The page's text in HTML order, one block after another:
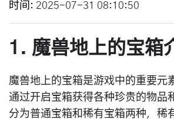
时间 2025-07-31 08:10:50
1. 魔兽地上的宝箱
魔兽地上的宝箱是游戏中的重要元
通过开启宝箱获得各种珍贵的物品
分为普通宝箱和稀有宝箱两种，稀